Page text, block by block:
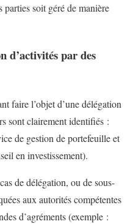
parties soit géré de manière
d’activités par des
faire l’objet d’une délégation
sont clairement identifiés :
de gestion de portefeuille et
en investissement).
de délégation, ou de sous-
aux autorités compétentes
d’agréments (exemple :